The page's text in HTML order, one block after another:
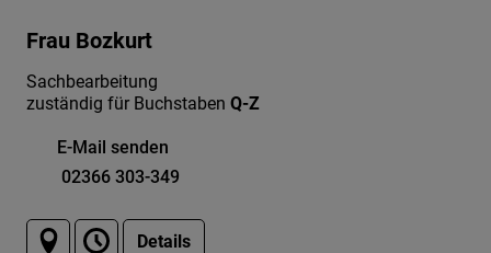
Frau Bozkurt
Sachbearbeitung
zuständig für Buchstaben Q-Z
E-Mail senden
02366 303-349
Details